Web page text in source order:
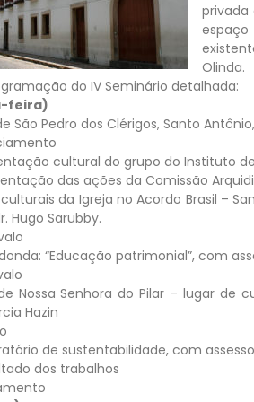
privada
Olinda.
do IV Seminário detalhada:
feira)
São Pedro dos Clérigos, Santo
cultural do grupo do Instituto
das ações da Comissão
da Igreja no Acordo Brasil –
Hugo Sarubby.
“Educação patrimonial”, com
Nossa Senhora do Pilar – lugar
Hazin
de sustentabilidade, com
dos trabalhos